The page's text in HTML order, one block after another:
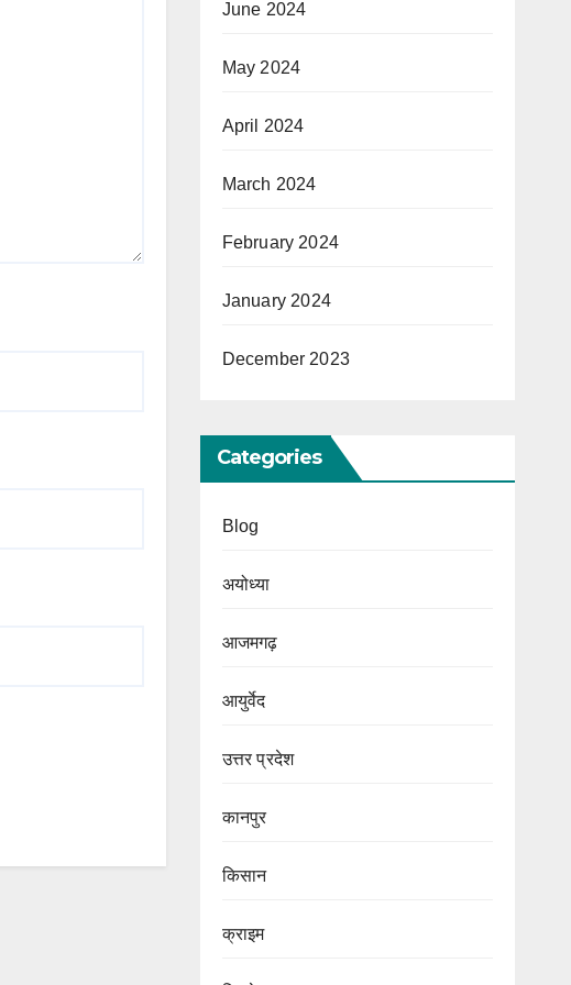
June 2024
May 2024
April 2024
March 2024
February 2024
January 2024
December 2023
Categories
Blog
अयोध्या
आजमगढ़
आयुर्वेद
उत्तर प्रदेश
कानपुर
किसान
क्राइम